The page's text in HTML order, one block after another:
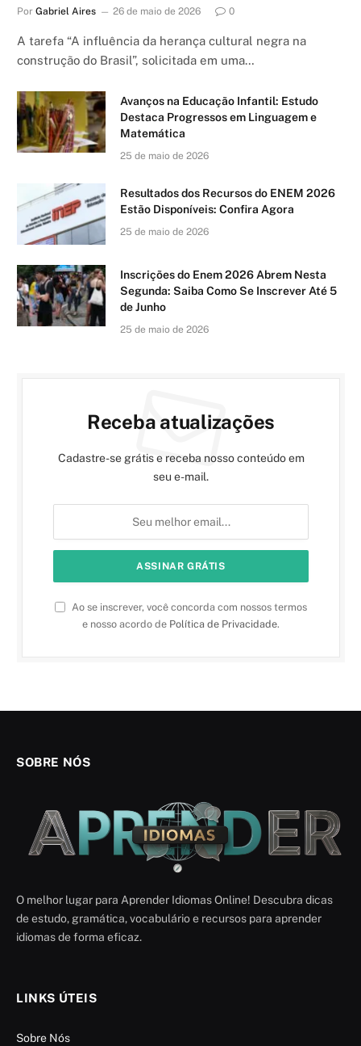
Por Gabriel Aires 26 de maio de 2026 0
A tarefa “A influência da herança cultural negra na
construção do Brasil”, solicitada em uma…
Avanços na Educação Infantil: Estudo
Destaca Progressos em Linguagem e
Matemática
25 de maio de 2026
Resultados dos Recursos do ENEM 2026
Estão Disponíveis: Confira Agora
25 de maio de 2026
Inscrições do Enem 2026 Abrem Nesta
Segunda: Saiba Como Se Inscrever Até 5
de Junho
25 de maio de 2026
Receba atualizações
Cadastre-se grátis e receba nosso conteúdo em
seu e-mail.
Ao se inscrever, você concorda com nossos termos
e nosso acordo de Política de Privacidade.
SOBRE NÓS
O melhor lugar para Aprender Idiomas Online! Descubra dicas
de estudo, gramática, vocabulário e recursos para aprender
idiomas de forma eficaz.
LINKS ÚTEIS
Sobre Nós